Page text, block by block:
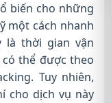
biến cho những
một cách nhanh
là thời gian vận
có thể được theo
Tuy nhiên,
cho dịch vụ này